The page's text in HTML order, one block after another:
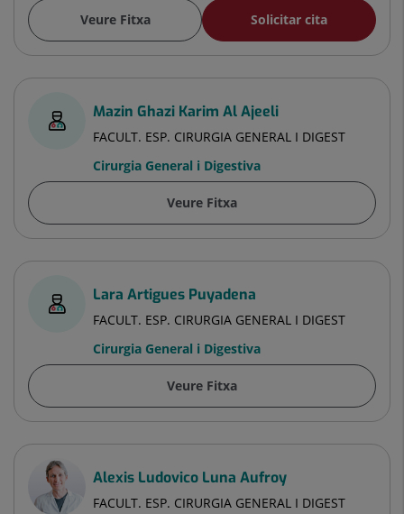
Veure Fitxa Solicitar cita
Mazin Ghazi Karim Al Ajeeli
FACULT. ESP. CIRURGIA GENERAL I DIGEST
Cirurgia General i Digestiva
Veure Fitxa
Lara Artigues Puyadena
FACULT. ESP. CIRURGIA GENERAL I DIGEST
Cirurgia General i Digestiva
Veure Fitxa
Alexis Ludovico Luna Aufroy
FACULT. ESP. CIRURGIA GENERAL I DIGEST